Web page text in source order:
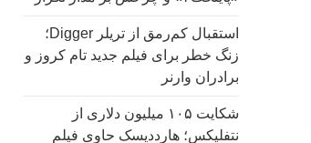
استقبال کم‌رمق از تریلر Digger؛
زنگ خطر برای فیلم جدید تام کروز و
برادران وارنر
شکایت ۱۰۵ میلیون دلاری از
نتفلیکس؛ هارددیسک حاوی فیلم